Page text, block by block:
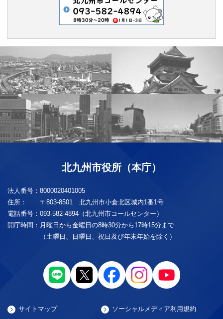
北九州市役所（本庁）
法人番号： 8000020401005
住所：
〒803-8501 北九州市小倉北区城内1番1号
電話番号： 093-582-4894（北九州市コールセンター）
開庁時間： 月曜日から金曜日の8時30分から17時15分まで
（土曜日、日曜日、祝日及び年末年始を除く）
サイトマップ ソーシャルメディア利用規約